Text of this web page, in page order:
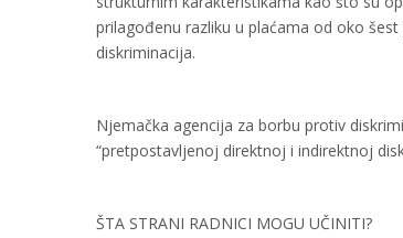
prilagođenu razliku u plaćama od oko
diskriminacija.
Njemačka agencija za borbu protiv
“pretpostavljenoj direktnoj i indirektnoj
ŠTA STRANI RADNICI MOGU UČINITI?